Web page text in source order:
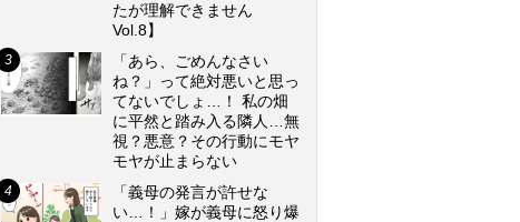
たが理解できません
Vol.8】
「あら、ごめんなさい
ね？」って絶対悪いと思っ
てないでしょ…！ 私の畑
に平然と踏み入る隣人…無
視？悪意？その行動にモヤ
モヤが止まらない
「義母の発言が許せな
い…！」嫁が義母に怒り爆